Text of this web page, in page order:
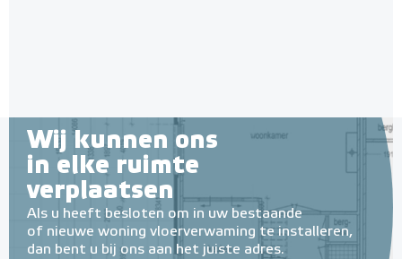
Wij kunnen ons
in elke ruimte
verplaatsen
Als u heeft besloten om in uw bestaande
of nieuwe woning vloerverwaming te installeren,
dan bent u bij ons aan het juiste adres.